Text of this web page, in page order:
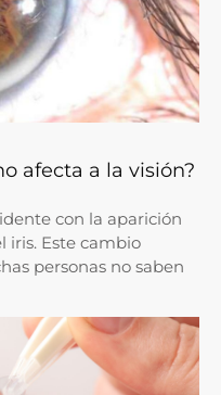
afecta a la visión?
con la aparición
iris. Este cambio
personas no saben